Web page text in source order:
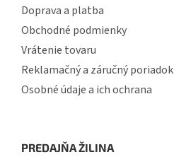
Doprava a platba
Obchodné podmienky
Vrátenie tovaru
Reklamačný a záručný poriadok
Osobné údaje a ich ochrana
PREDAJŇA ŽILINA